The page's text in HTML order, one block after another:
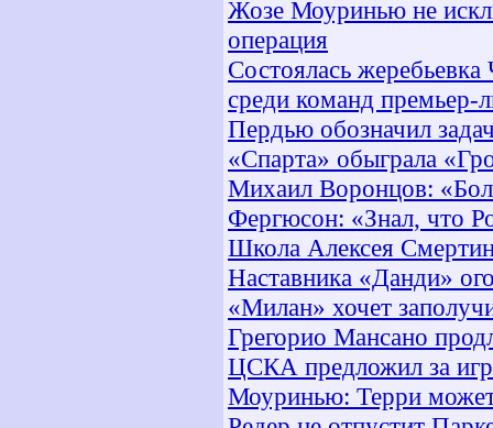
Жозе Моуринью не
операция
Состоялась
среди команд премьер-
Пердью обозначил
«Спарта» обыграла
Михаил Воронцов:
Фергюсон: «Знал, что
Школа Алексея
Наставника «Данди»
«Милан» хочет
Грегорио Мансано
ЦСКА предложил за
Моуринью: Терри может